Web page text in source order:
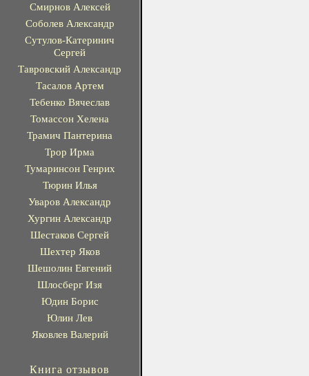
Смирнов Алексей
Соболев Александр
Сутулов-Катеринич
Сергей
Тавровский Александр
Тасалов Артем
Тебенко Вячеслав
Томассон Хелена
Трамич Пантерина
Трор Ирма
Тумаринсон Генрих
Тюрин Илья
Уваров Александр
Хургин Александр
Шестаков Сергей
Шехтер Яков
Шешолин Евгений
Шлосберг Изя
Юдин Борис
Юлин Лев
Яковлев Валерий
Книга отзывов